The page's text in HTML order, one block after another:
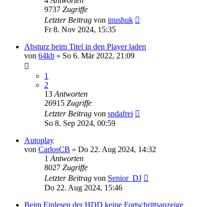
9737 Zugriffe
Letzter Beitrag von inushuk
Fr 8. Nov 2024, 15:35
Absturz beim Titel in den Player laden
von 64kb » So 6. Mär 2022, 21:09
1
2
13 Antworten
26915 Zugriffe
Letzter Beitrag von sndafrei
So 8. Sep 2024, 00:59
Autoplay
von CarlosCB » Do 22. Aug 2024, 14:32
1 Antworten
8027 Zugriffe
Letzter Beitrag von Senior_DJ
Do 22. Aug 2024, 15:46
Beim Einlesen der HDD keine Fortschrittsanzeige